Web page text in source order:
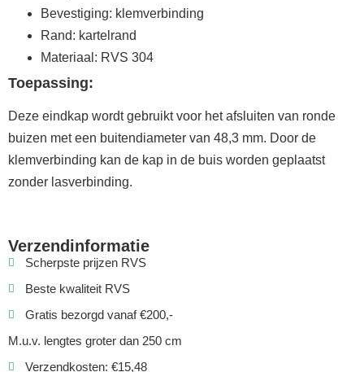
Bevestiging: klemverbinding
Rand: kartelrand
Materiaal: RVS 304
Toepassing:
Deze eindkap wordt gebruikt voor het afsluiten van ronde
buizen met een buitendiameter van 48,3 mm. Door de
klemverbinding kan de kap in de buis worden geplaatst
zonder lasverbinding.
Verzendinformatie
Scherpste prijzen RVS
Beste kwaliteit RVS
Gratis bezorgd vanaf €200,-
M.u.v. lengtes groter dan 250 cm
Verzendkosten: €15,48